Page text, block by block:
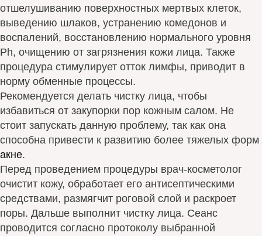
отшелушиванию поверхностных мертвых клеток,
выведению шлаков, устранению комедонов и
воспалений, восстановлению нормального уровня
Ph, очищению от загрязнения кожи лица. Также
процедура стимулирует отток лимфы, приводит в
норму обменные процессы.
Рекомендуется делать чистку лица, чтобы
избавиться от закупорки пор кожным салом. Не
стоит запускать данную проблему, так как она
способна привести к развитию более тяжелых форм
акне.
Перед проведением процедуры врач-косметолог
очистит кожу, обработает его антисептическими
средствами, размягчит роговой слой и раскроет
поры. Дальше выполнит чистку лица. Сеанс
проводится согласно протоколу выбранной